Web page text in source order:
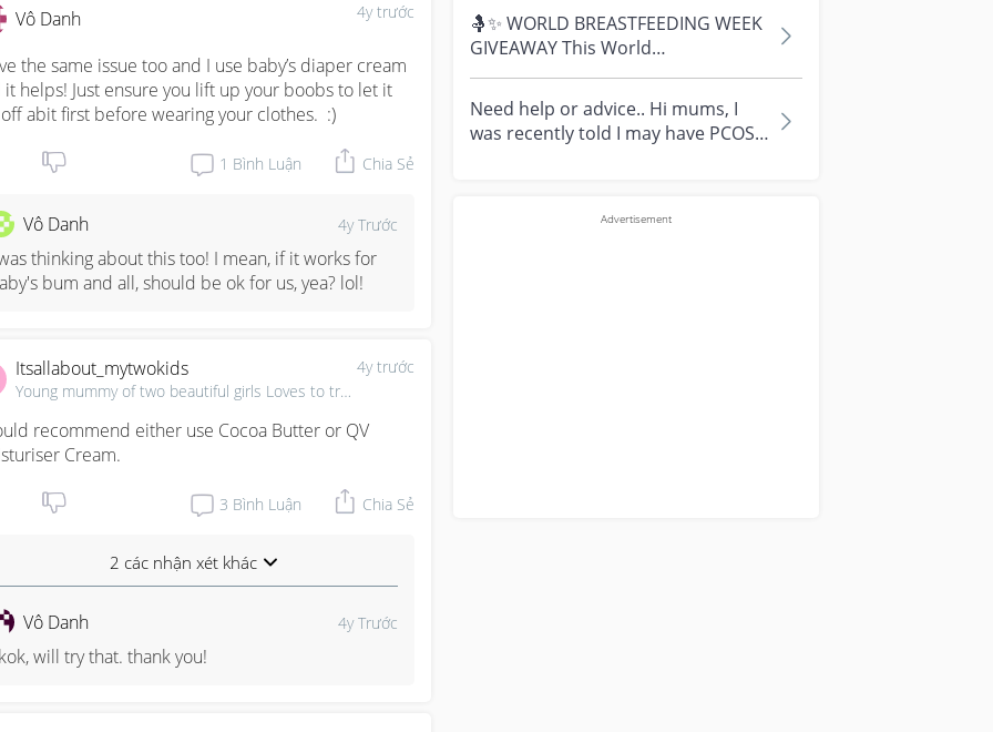
4y trước
Vô Danh
the same issue too and I use baby’s diaper cream
it helps! Just ensure you lift up your boobs to let it
abit first before wearing your clothes.  :)
1 Bình Luận Chia Sẻ
Vô Danh 4y Trước
thinking about this too! I mean, if it works for
bum and all, should be ok for us, yea? lol!
4y trước
Itsallabout_mytwokids
Young mummy of two beautiful girls Loves to travel, ✈
recommend either use Cocoa Butter or QV
Cream.
3 Bình Luận Chia Sẻ
2 các nhận xét khác
Vô Danh 4y Trước
will try that. thank you!
🤱✨ WORLD BREASTFEEDING WEEK
GIVEAWAY This World
Breastfeeding Week, we're
celebrating every mum's fe...
Need help or advice.. Hi mums, I
was recently told I may have PCOS